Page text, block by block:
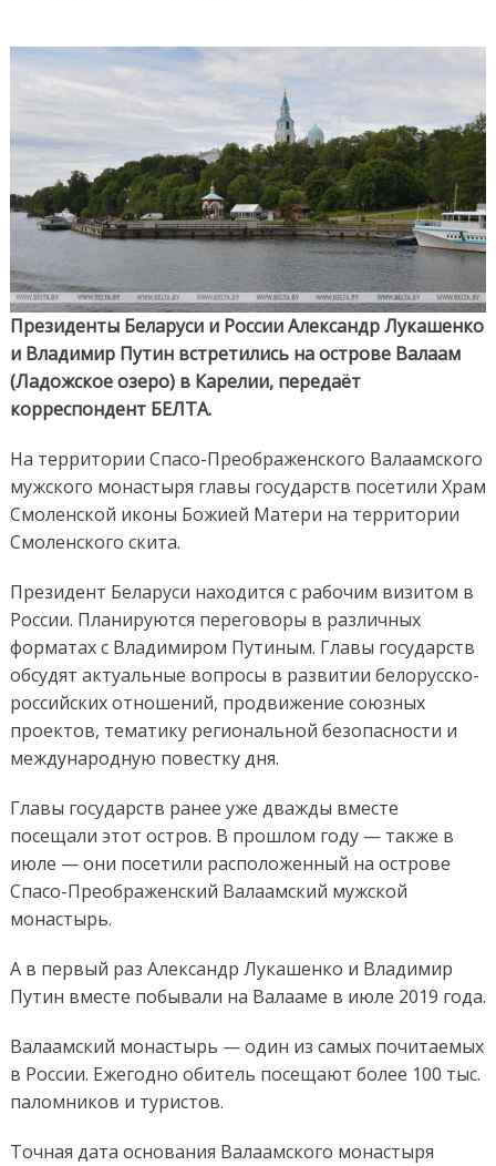
на
Валаам
Президенты Беларуси и России Александр Лукашенко
и Владимир Путин встретились на острове Валаам
(Ладожское озеро) в Карелии, передаёт
корреспондент БЕЛТА.
На территории Спасо-Преображенского Валаамского
мужского монастыря главы государств посетили Храм
Смоленской иконы Божией Матери на территории
Смоленского скита.
Президент Беларуси находится с рабочим визитом в
России. Планируются переговоры в различных
форматах с Владимиром Путиным. Главы государств
обсудят актуальные вопросы в развитии белорусско-
российских отношений, продвижение союзных
проектов, тематику региональной безопасности и
международную повестку дня.
Главы государств ранее уже дважды вместе
посещали этот остров. В прошлом году — также в
июле — они посетили расположенный на острове
Спасо-Преображенский Валаамский мужской
монастырь.
А в первый раз Александр Лукашенко и Владимир
Путин вместе побывали на Валааме в июле 2019 года.
Валаамский монастырь — один из самых почитаемых
в России. Ежегодно обитель посещают более 100 тыс.
паломников и туристов.
Точная дата основания Валаамского монастыря